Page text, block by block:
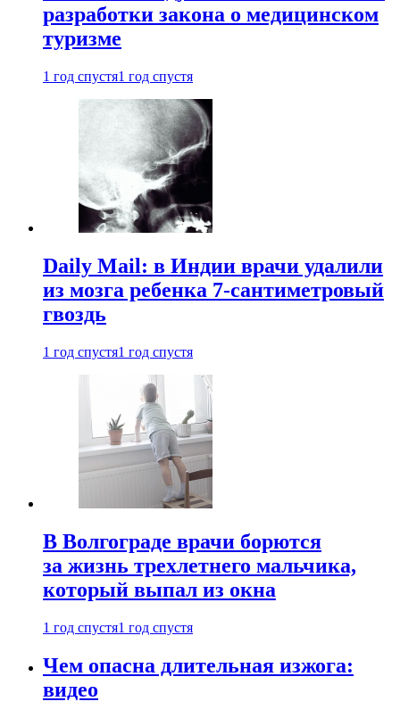
разработки закона о медицинском
туризме
1 год спустя1 год спустя
Daily Mail: в Индии врачи удалили
из мозга ребенка 7-сантиметровый
гвоздь
1 год спустя1 год спустя
В Волгограде врачи борются
за жизнь трехлетнего мальчика,
который выпал из окна
1 год спустя1 год спустя
Чем опасна длительная изжога:
видео